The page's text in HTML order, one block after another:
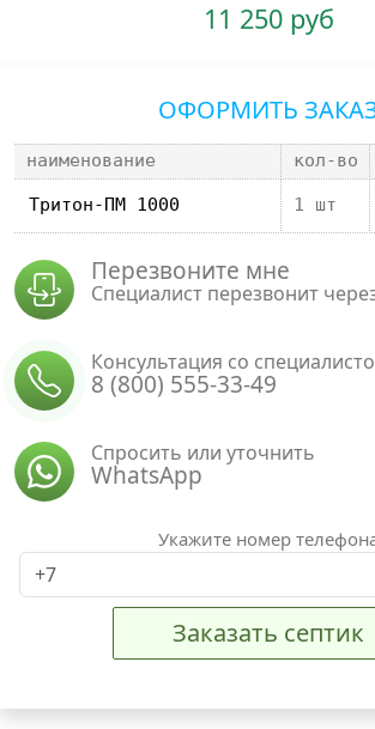
11 250 руб
ОФОРМИТЬ
наименование кол-во
1 шт
Перезвоните мне
Специалист перезвонит
Консультация со
8 (800) 555-33-49
Спросить или уточнить
WhatsApp
Укажите номер
Заказать септик